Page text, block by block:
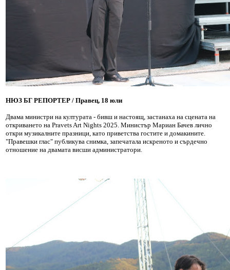
НЮЗ БГ РЕПОРТЕР / Правец, 18 юли
Двама министри на културата - бивш и настоящ, застанаха на сцената на
откриването на Pravets Art Nights 2025. Министър Мариан Бачев лично
откри музикалните празници, като приветства гостите и домакините.
"Правешки глас" публикува снимка, запечатала искреното и сърдечно
отношение на двамата висши администратори.